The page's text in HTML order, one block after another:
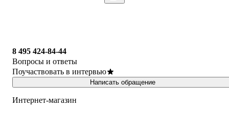
8 495 424-84-44
Вопросы и ответы
Поучаствовать в интервью
Написать обращение
Интернет-магазин